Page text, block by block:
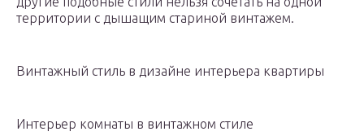
территории с дышащим стариной винтажем.
Винтажный стиль в дизайне интерьера квартиры
Интерьер комнаты в винтажном стиле